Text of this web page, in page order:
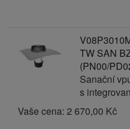
TW SAN
(PN00/
Sanační
s
Vaše cena: 2 670,00 Kč